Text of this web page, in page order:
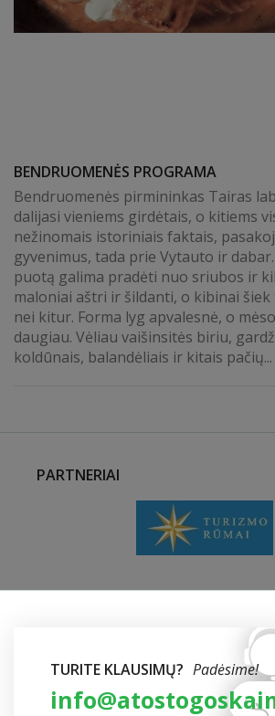
BENDRUOMENĖS PROGRAMA
Bendruomenės pirmininkas Tairas
dalijasi vieniems girdėtais, o kitiems
nežinomais istoriniais faktais,
gyvenimus, tada prie Vytauto ir
puotą galima pradėti nuo sriubos ir
maloniai aštri ir šildanti, o kibinai
nei kitur. Forma lyg apvalesnė, o
daugiau. Vėliau vaišinsitės biriu,
koldūnais, balandėliais ir kitais pačių...
PARTNERIAI
TURITE KLAUSIMŲ? Padėsime!